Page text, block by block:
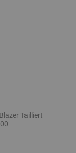
Tailliert